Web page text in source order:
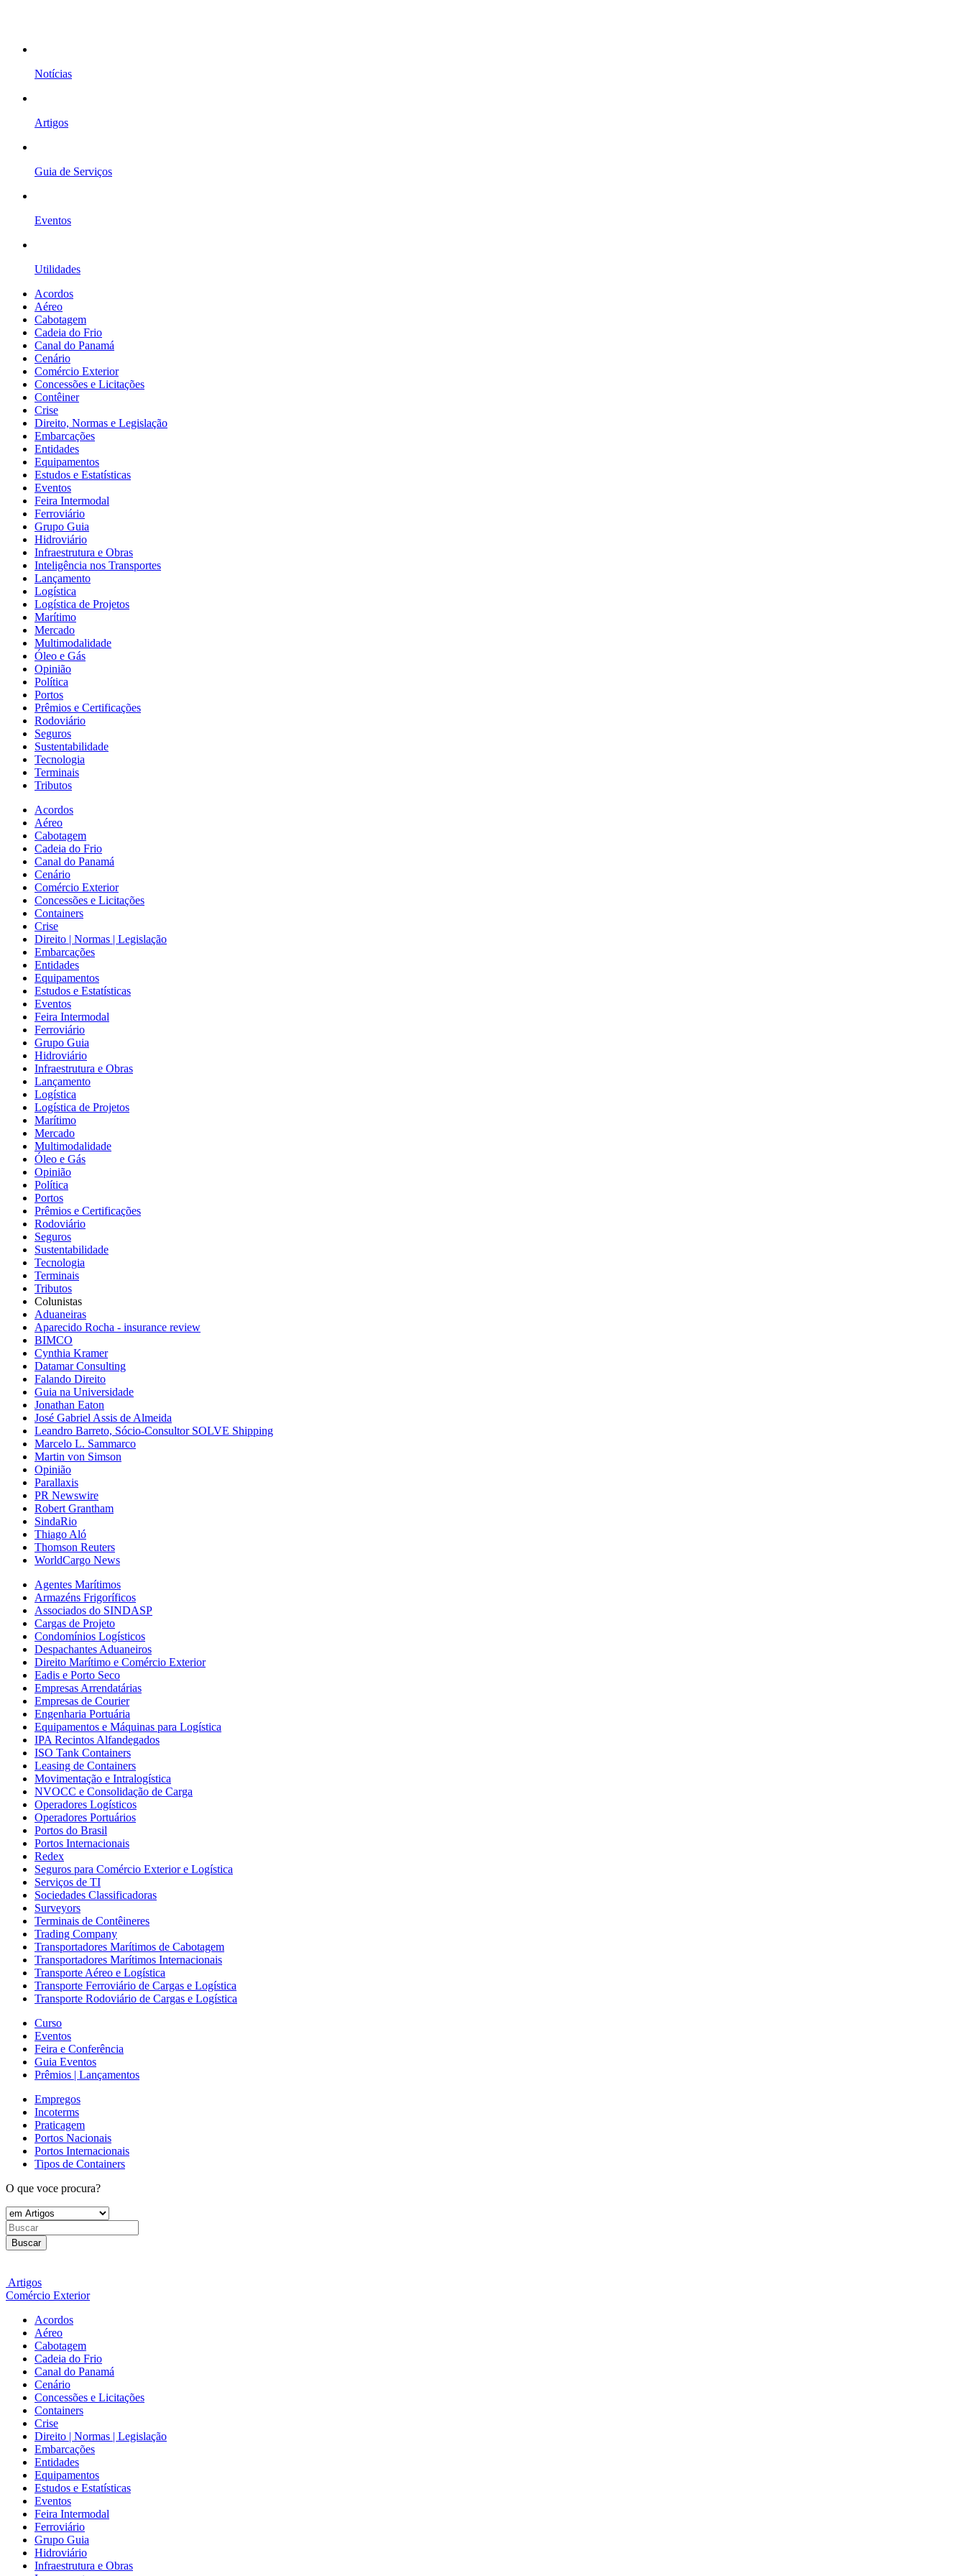
Notícias
Artigos
Guia de Serviços
Eventos
Utilidades
Acordos
Aéreo
Cabotagem
Cadeia do Frio
Canal do Panamá
Cenário
Comércio Exterior
Concessões e Licitações
Contêiner
Crise
Direito, Normas e Legislação
Embarcações
Entidades
Equipamentos
Estudos e Estatísticas
Eventos
Feira Intermodal
Ferroviário
Grupo Guia
Hidroviário
Infraestrutura e Obras
Inteligência nos Transportes
Lançamento
Logística
Logística de Projetos
Marítimo
Mercado
Multimodalidade
Óleo e Gás
Opinião
Política
Portos
Prêmios e Certificações
Rodoviário
Seguros
Sustentabilidade
Tecnologia
Terminais
Tributos
Acordos
Aéreo
Cabotagem
Cadeia do Frio
Canal do Panamá
Cenário
Comércio Exterior
Concessões e Licitações
Containers
Crise
Direito | Normas | Legislação
Embarcações
Entidades
Equipamentos
Estudos e Estatísticas
Eventos
Feira Intermodal
Ferroviário
Grupo Guia
Hidroviário
Infraestrutura e Obras
Lançamento
Logística
Logística de Projetos
Marítimo
Mercado
Multimodalidade
Óleo e Gás
Opinião
Política
Portos
Prêmios e Certificações
Rodoviário
Seguros
Sustentabilidade
Tecnologia
Terminais
Tributos
Colunistas
Aduaneiras
Aparecido Rocha - insurance review
BIMCO
Cynthia Kramer
Datamar Consulting
Falando Direito
Guia na Universidade
Jonathan Eaton
José Gabriel Assis de Almeida
Leandro Barreto, Sócio-Consultor SOLVE Shipping
Marcelo L. Sammarco
Martin von Simson
Opinião
Parallaxis
PR Newswire
Robert Grantham
SindaRio
Thiago Aló
Thomson Reuters
WorldCargo News
Agentes Marítimos
Armazéns Frigoríficos
Associados do SINDASP
Cargas de Projeto
Condomínios Logísticos
Despachantes Aduaneiros
Direito Marítimo e Comércio Exterior
Eadis e Porto Seco
Empresas Arrendatárias
Empresas de Courier
Engenharia Portuária
Equipamentos e Máquinas para Logística
IPA Recintos Alfandegados
ISO Tank Containers
Leasing de Containers
Movimentação e Intralogística
NVOCC e Consolidação de Carga
Operadores Logísticos
Operadores Portuários
Portos do Brasil
Portos Internacionais
Redex
Seguros para Comércio Exterior e Logística
Serviços de TI
Sociedades Classificadoras
Surveyors
Terminais de Contêineres
Trading Company
Transportadores Marítimos de Cabotagem
Transportadores Marítimos Internacionais
Transporte Aéreo e Logística
Transporte Ferroviário de Cargas e Logística
Transporte Rodoviário de Cargas e Logística
Curso
Eventos
Feira e Conferência
Guia Eventos
Prêmios | Lançamentos
Empregos
Incoterms
Praticagem
Portos Nacionais
Portos Internacionais
Tipos de Containers
O que voce procura?
Buscar
Artigos
Comércio Exterior
Acordos
Aéreo
Cabotagem
Cadeia do Frio
Canal do Panamá
Cenário
Concessões e Licitações
Containers
Crise
Direito | Normas | Legislação
Embarcações
Entidades
Equipamentos
Estudos e Estatísticas
Eventos
Feira Intermodal
Ferroviário
Grupo Guia
Hidroviário
Infraestrutura e Obras